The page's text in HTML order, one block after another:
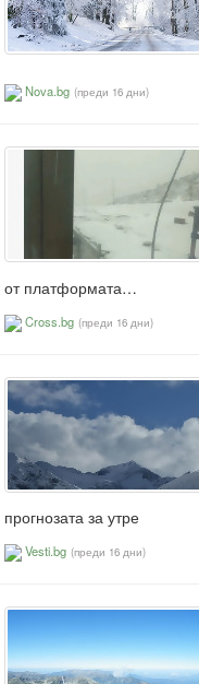
Nova.bg (преди 16 дни)
от платформата…
Cross.bg (преди 16 дни)
прогнозата за утре
Vesti.bg (преди 16 дни)